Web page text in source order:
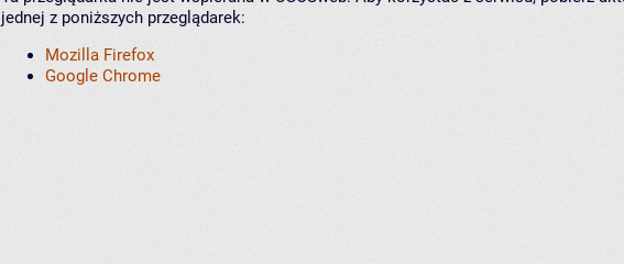
jednej z poniższych przeglądarek:
Mozilla Firefox
Google Chrome